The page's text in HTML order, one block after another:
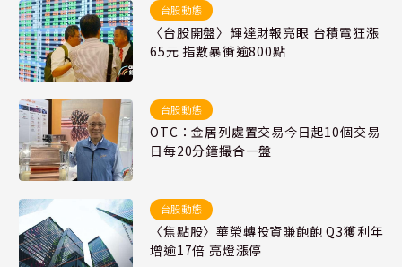
台股動態
〈台股開盤〉輝達財報亮眼 台積電狂漲
65元 指數暴衝逾800點
台股動態
OTC：金居列處置交易今日起10個交易
日每20分鐘撮合一盤
台股動態
〈焦點股〉華榮轉投資賺飽飽 Q3獲利年
增逾17倍 亮燈漲停